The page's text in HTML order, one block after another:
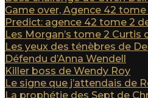
Game over, Agence 42 tome
Predict: agence 42 tome 2
Les Morgan’s tome 2 Curtis
Les yeux des ténèbres de
Défendu d’Anna Wendell
Killer boss de Wendy Roy
Le signe que j’attendais de
La prophétie des Sept de